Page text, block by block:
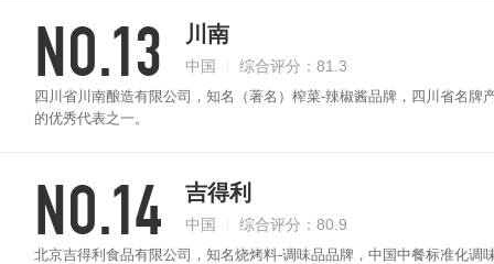
NO.13 川南
中国 综合评分：81.3
四川省川南酿造有限公司，知名（著名）榨菜-辣椒酱品牌，四川省名
的优秀代表之一。
NO.14 吉得利
中国 综合评分：80.9
北京吉得利食品有限公司，知名烧烤料-调味品品牌，中国中餐标准化